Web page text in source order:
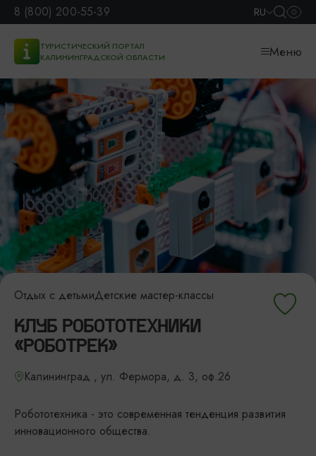
8 (800) 200-55-39 RU
ТУРИСТИЧЕСКИЙ ПОРТАЛ
КАЛИНИНГРАДСКОЙ ОБЛАСТИ
Меню
Отдых с детьмиДетские мастер-классы
КЛУБ РОБОТОТЕХНИКИ
«РОБОТРЕК»
Калининград , ул. Фермора, д. 3, оф.26
Робототехника - это современная тенденция развития
инновационного общества.